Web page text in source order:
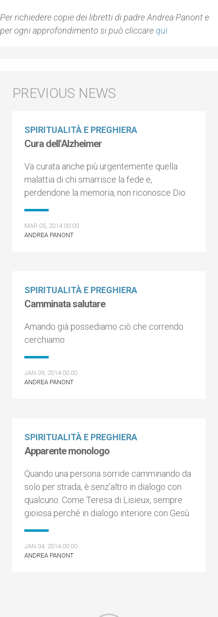
Per richiedere copie dei libretti di padre Andrea Panont e
per ogni approfondimento si può cliccarequi
SPIRITUALITÀ E PREGHIERA
Cura dell'Alzheimer
Va curata anche più urgentemente quella
malattia di chi smarrisce la fede e,
perdendone la memoria, non riconosce Dio
MAR 05, 2014 00:00
ANDREA PANONT
SPIRITUALITÀ E PREGHIERA
Camminata salutare
Amando già possediamo ciò che correndo
cerchiamo
JAN 09, 2014 00:00
ANDREA PANONT
SPIRITUALITÀ E PREGHIERA
Apparente monologo
Quando una persona sorride camminando da
solo per strada, è senz’altro in dialogo con
qualcuno. Come Teresa di Lisieux, sempre
gioiosa perché in dialogo interiore con Gesù
JAN 04, 2014 00:00
ANDREA PANONT